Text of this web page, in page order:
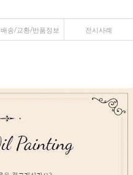
배송/교환/반품정보 전시사례